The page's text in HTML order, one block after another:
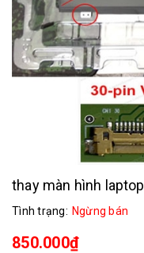
thay màn hình
Tình trạng: Ngừng bán
850.000₫